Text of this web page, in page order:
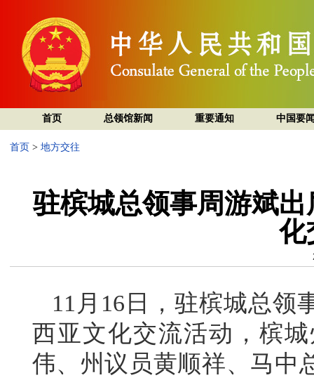
首页 总领馆新闻 重要通知 中国要
首页 > 地方交往
驻槟城总领事周游斌
化
11月16日，驻槟城总领
西亚文化交流活动，槟
伟、州议员黄顺祥、马中